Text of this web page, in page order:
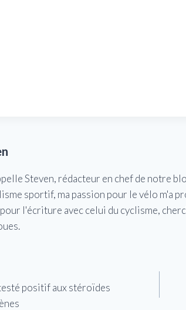
Steven, rédacteur en chef de notre
sportif, ma passion pour le vélo m'a
l'écriture avec celui du cyclisme,
positif aux stéroïdes